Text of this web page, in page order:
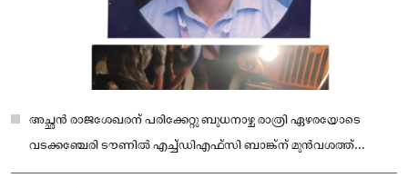
അച്ഛൻ രാജശേഖരന് പരിക്കേറ്റു ബുധനാഴ്ച രാത്രി ഏഴരയോടെ
വടക്കഞ്ചേരി ടൗണിൽ എച്ച്ഡിഎഫ്സി ബാങ്ക്ന് മുൻവശത്ത്
ആയിരുന്നു അപകടം.